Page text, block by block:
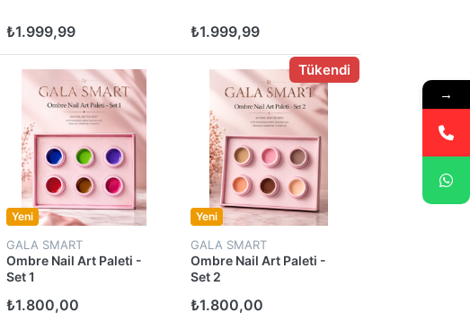
₺1.999,99 ₺1.999,99
Yeni
GALA SMART
Ombre Nail Art Paleti -
Set 1
₺1.800,00
Yeni
GALA SMART
Ombre Nail Art Paleti -
Set 2
Tükendi
₺1.800,00
→